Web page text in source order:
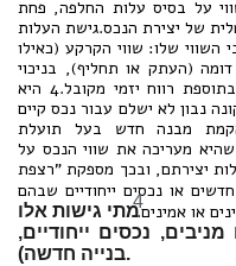
על בסיס עלות החלפה, פחת
של יצירת הנכס.גישת העלות
השווי שלו: שווי הקרקע (כאילו
(העתק או תחליף), בניכוי
פחתים (פיזיים, פונקציונליים וכלכליים), בתוספת רווח יזמי מקובל.4 היא
נבון לא ישלם עבור נכס קיים
מבנה חדש בעל תועלת
שהיא מעריכה את שווי הנכס על
יצירתם, ובכך מספקת "רצפת
או נכסים ייחודיים שבהם
או אמינים.4מתי גישות אלו
נכסים ייחודיים,
בנייה חדשה).